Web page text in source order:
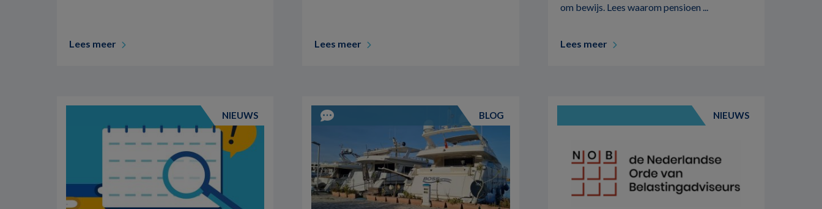
Lees meer Lees meer
om bewijs. Lees waarom pensioen ...
Lees meer
NIEUWS BLOG NIEUWS